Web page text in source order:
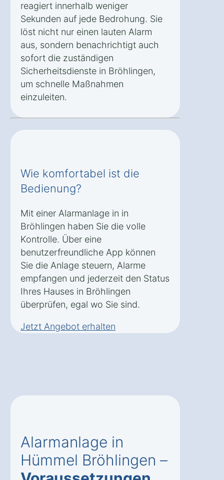
reagiert innerhalb weniger
Sekunden auf jede Bedrohung. Sie
löst nicht nur einen lauten Alarm
aus, sondern benachrichtigt auch
sofort die zuständigen
Sicherheitsdienste in Bröhlingen,
um schnelle Maßnahmen
einzuleiten.
Wie komfortabel ist die
Bedienung?
Mit einer Alarmanlage in in
Bröhlingen haben Sie die volle
Kontrolle. Über eine
benutzerfreundliche App können
Sie die Anlage steuern, Alarme
empfangen und jederzeit den Status
Ihres Hauses in Bröhlingen
überprüfen, egal wo Sie sind.
Jetzt Angebot erhalten
Alarmanlage in
Hümmel Bröhlingen –